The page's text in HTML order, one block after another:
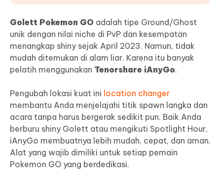
Golett Pokemon GO adalah tipe Ground/Ghost
unik dengan nilai niche di PvP dan kesempatan
menangkap shiny sejak April 2023. Namun, tidak
mudah ditemukan di alam liar. Karena itu banyak
pelatih menggunakan Tenorshare iAnyGo.
Pengubah lokasi kuat ini location changer
membantu Anda menjelajahi titik spawn langka dan
acara tanpa harus bergerak sedikit pun. Baik Anda
berburu shiny Golett atau mengikuti Spotlight Hour,
iAnyGo membuatnya lebih mudah, cepat, dan aman.
Alat yang wajib dimiliki untuk setiap pemain
Pokemon GO yang berdedikasi.